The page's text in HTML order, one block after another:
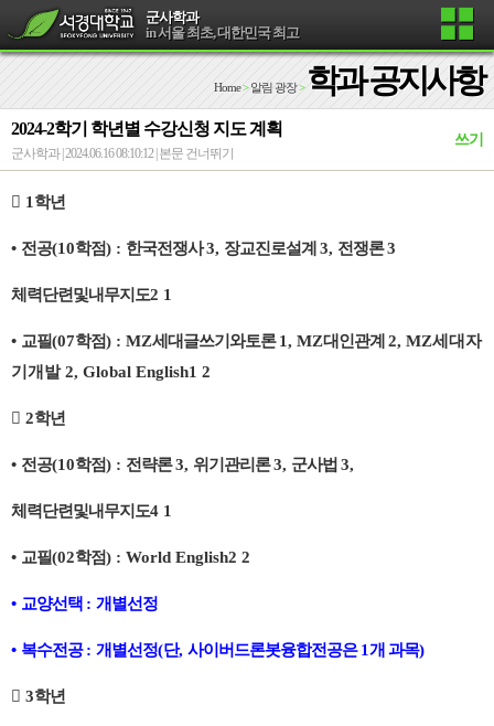
군사학과
in 서울 최초, 대한민국 최고
Home> 알림 광장> 학과 공지사항
2024-2학기 학년별 수강신청 지도 계획
쓰기
군사학과 | 2024.06.16 08:10:12 | 본문 건너뛰기
 1 학년
• 전공(10학점) : 한국전쟁사3, 장교진로설계 3, 전쟁론3
체력단련및내무지도2 1
• 교필(07학점) : MZ세대글쓰기와토론1, MZ대인관계 2, MZ세대자
기개발 2, Global English1 2
 2학년
• 전공(10학점) : 전략론3, 위기관리론3, 군사법 3,
체력단련및내무지도4 1
• 교필(02학점) : World English2 2
• 교양선택 : 개별선정
• 복수전공: 개별선정(단, 사이버드론봇융합전공은1개 과목)
 3학년